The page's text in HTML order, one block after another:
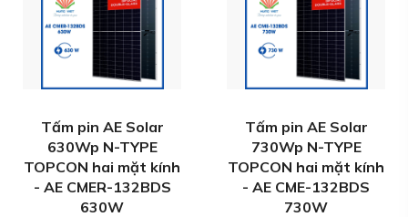
Tấm pin AE Solar
630Wp N-TYPE
TOPCON hai mặt kính
- AE CMER-132BDS
630W
Tấm pin AE Solar
730Wp N-TYPE
TOPCON hai mặt kính
- AE CME-132BDS
730W